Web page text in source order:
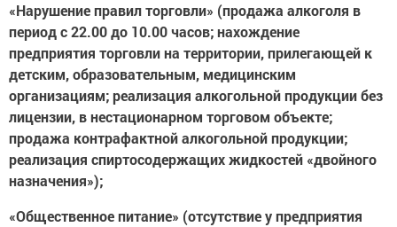
«Нарушение правил торговли» (продажа алкоголя в
период с 22.00 до 10.00 часов; нахождение
предприятия торговли на территории, прилегающей к
детским, образовательным, медицинским
организациям; реализация алкогольной продукции без
лицензии, в нестационарном торговом объекте;
продажа контрафактной алкогольной продукции;
реализация спиртосодержащих жидкостей «двойного
назначения»);
«Общественное питание» (отсутствие у предприятия